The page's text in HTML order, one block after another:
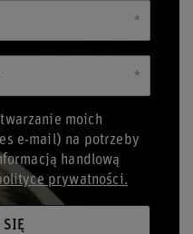
moich
e-mail) na potrzeby
handlową
prywatności.
SIĘ